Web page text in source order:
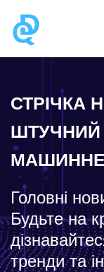
СТРІЧКА
ШТУЧНИЙ
Головні
Будьте на
тренди та